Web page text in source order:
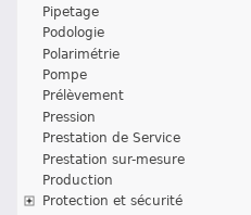
Pipetage
Podologie
Polarimétrie
Pompe
Prélèvement
Pression
Prestation de Service
Prestation sur-mesure
Production
Protection et sécurité